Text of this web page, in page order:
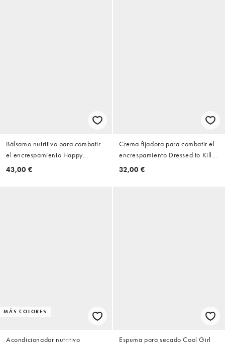
Bálsamo nutritivo para combatir
el encrespamiento Happy
Endings de 80 ml de Hair By
43,00 €
Crema fijadora para combatir el
encrespamiento Dressed to Kill
de 50 ml de Hair By Sam
32,00 €
MÁS COLORES
Acondicionador nutritivo
Espuma para secado Cool Girl